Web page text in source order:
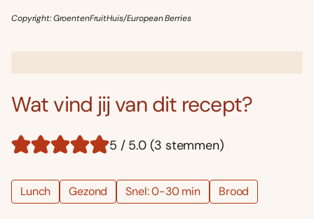
Copyright: GroentenFruitHuis/European Berries
Wat vind jij van dit recept?
5 / 5.0 (3 stemmen)
Lunch Gezond Snel: 0-30 min Brood